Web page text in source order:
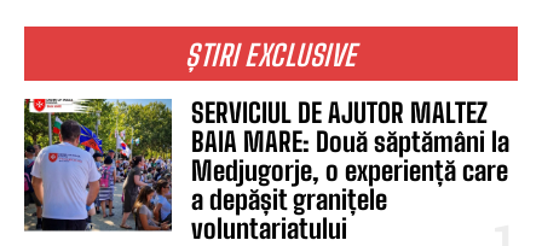
ȘTIRI EXCLUSIVE
SERVICIUL DE AJUTOR MALTEZ
BAIA MARE: Două săptămâni la
Medjugorje, o experiență care
a depășit granițele
voluntariatului